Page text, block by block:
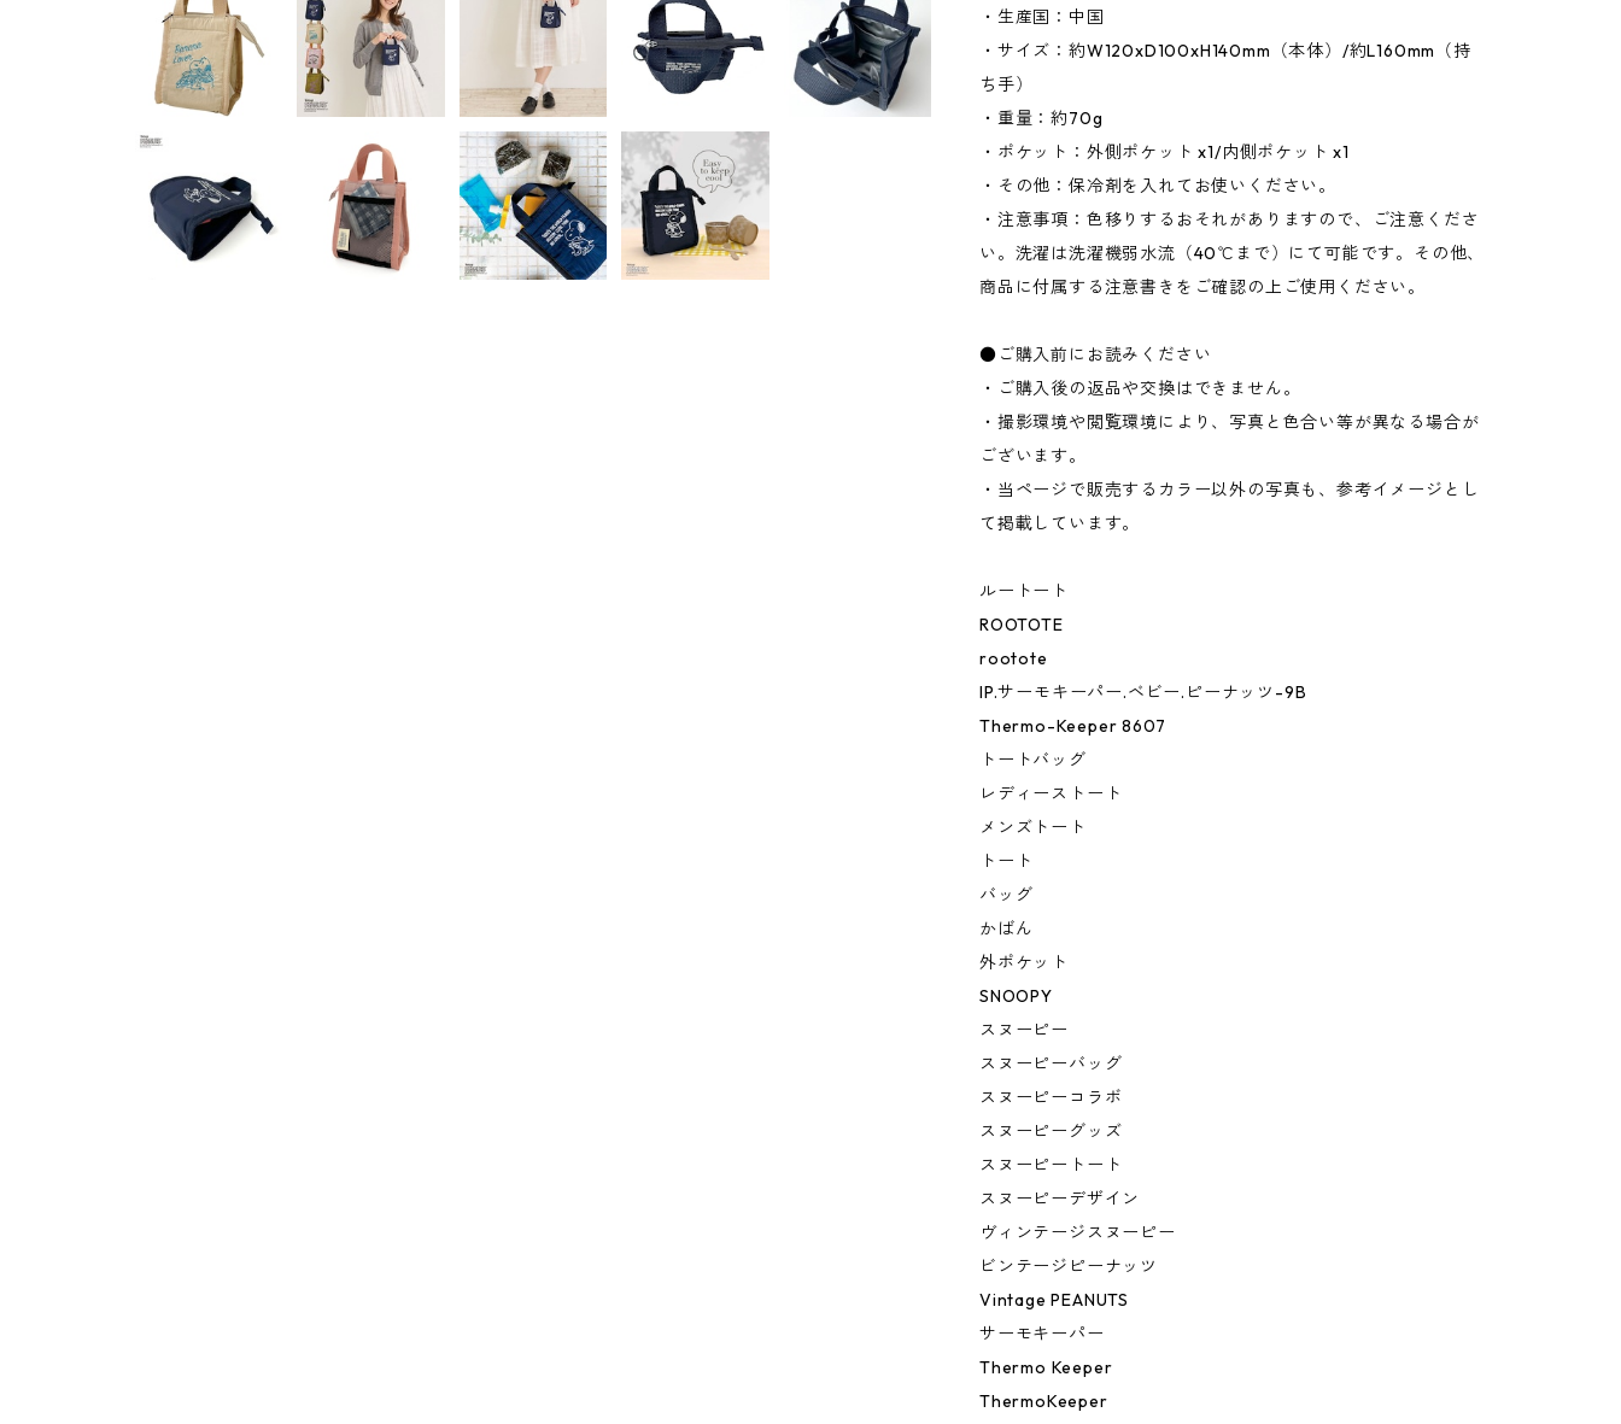
・生産国：中国
・サイズ：約W120xD100xH140mm（本体）/約L160mm（持
ち手）
・重量：約70g
・ポケット：外側ポケット x1/内側ポケット x1
・その他：保冷剤を入れてお使いください。
・注意事項：色移りするおそれがありますので、ご注意くださ
い。洗濯は洗濯機弱水流（40℃まで）にて可能です。その他、
商品に付属する注意書きをご確認の上ご使用ください。
●ご購入前にお読みください
・ご購入後の返品や交換はできません。
・撮影環境や閲覧環境により、写真と色合い等が異なる場合が
ございます。
・当ページで販売するカラー以外の写真も、参考イメージとし
て掲載しています。
ルートート
ROOTOTE
rootote
IP.サーモキーパー.ベビー.ピーナッツ-9B
Thermo-Keeper 8607
トートバッグ
レディーストート
メンズトート
トート
バッグ
かばん
外ポケット
SNOOPY
スヌーピー
スヌーピーバッグ
スヌーピーコラボ
スヌーピーグッズ
スヌーピートート
スヌーピーデザイン
ヴィンテージスヌーピー
ビンテージピーナッツ
Vintage PEANUTS
サーモキーパー
Thermo Keeper
ThermoKeeper